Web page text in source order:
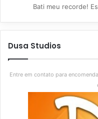
Bati meu recorde!
Dusa Studios
Entre em contato para